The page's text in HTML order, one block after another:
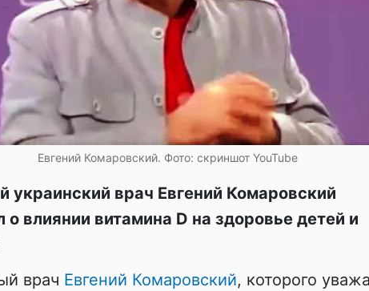
Евгений Комаровский. Фото: скриншот YouTube
украинский врач Евгений Комаровский
о влиянии витамина D на здоровье детей и
врач Евгений Комаровский, которого